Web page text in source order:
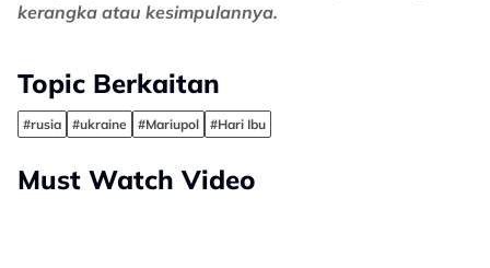
kerangka atau kesimpulannya.
Topic Berkaitan
#rusia #ukraine #Mariupol #Hari Ibu
Must Watch Video